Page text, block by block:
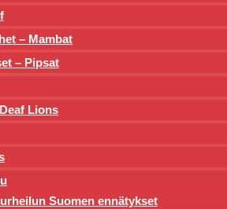
– Mambat
– Pipsat
Lions
Suomen ennätykset